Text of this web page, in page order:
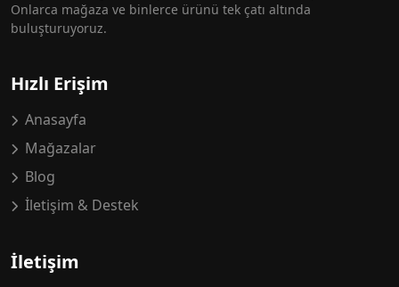
Onlarca mağaza ve binlerce ürünü tek çatı altında
buluşturuyoruz.
Hızlı Erişim
Anasayfa
Mağazalar
Blog
İletişim & Destek
İletişim